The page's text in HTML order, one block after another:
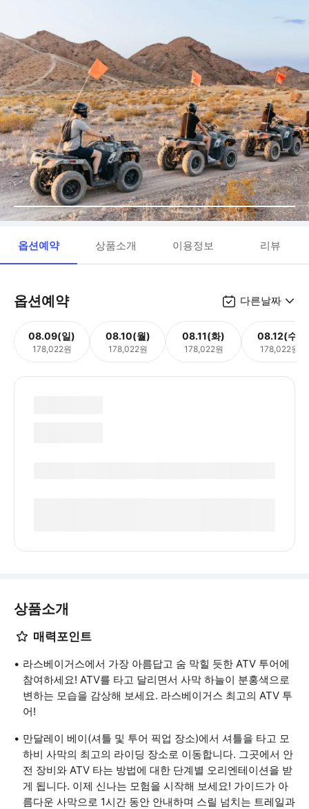
옵션예약 상품소개 이용정보 리뷰
옵션예약 다른날짜
08.09(일)
178,022원
08.10(월)
178,022원
08.11(화)
178,022원
08.12(수)
178,022원
상품소개
매력포인트
라스베이거스에서 가장 아름답고 숨 막힐 듯한 ATV 투어에
참여하세요! ATV를 타고 달리면서 사막 하늘이 분홍색으로
변하는 모습을 감상해 보세요. 라스베이거스 최고의 ATV 투
어!
만달레이 베이(셔틀 및 투어 픽업 장소)에서 셔틀을 타고 모
하비 사막의 최고의 라이딩 장소로 이동합니다. 그곳에서 안
전 장비와 ATV 타는 방법에 대한 단계별 오리엔테이션을 받
게 됩니다. 이제 신나는 모험을 시작해 보세요! 가이드가 아
름다운 사막으로 1시간 동안 안내하며 스릴 넘치는 트레일과